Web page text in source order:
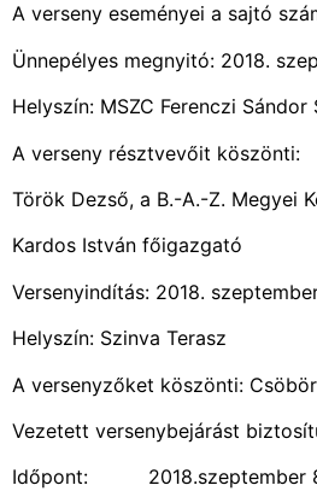
A verseny eseményei a sajtó
Ünnepélyes megnyitó: 2018.
Helyszín: MSZC Ferenczi Sándor
A verseny résztvevőit
Török Dezső, a B.-A.-Z. Megyei
Kardos István főigazgató
Versenyindítás: 2018.
Helyszín: Szinva Terasz
A versenyzőket köszönti:
Vezetett versenybejárást
Időpont: 2018.szeptember